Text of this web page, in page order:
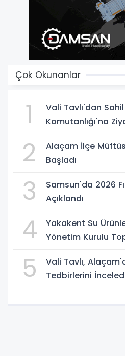
Çok Okunanlar
1
Vali Tavlı'dan
Komutanlığı'na
2
Alaçam İlçe
Başladı
3
Samsun'da 2026
Açıklandı
4
Yakakent Su
Yönetim Kurulu
5
Vali Tavlı,
Tedbirlerini